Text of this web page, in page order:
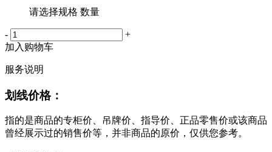
请选择规格 数量
-
+
加入购物车
服务说明
划线价格：
指的是商品的专柜价、吊牌价、指导价、正品零售价或该商品
曾经展示过的销售价等，并非商品的原价，仅供您参考。